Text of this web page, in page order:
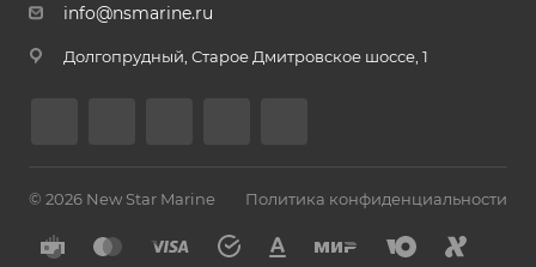
info@nsmarine.ru
Долгопрудный, Старое Дмитровское шоссе, 1
© 2026 New Star Marine Политика конфиденциальности